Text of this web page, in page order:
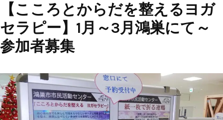
【こころとからだを整えるヨガ
セラピー】1月～3月鴻巣にて～
参加者募集